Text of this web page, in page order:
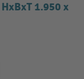
1.950 x